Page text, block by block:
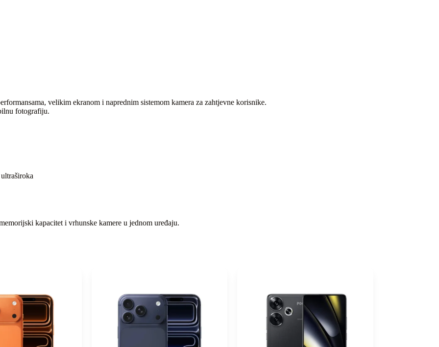
velikim ekranom i naprednim sistemom kamera za zahtjevne korisnike.
fotografiju.
kapacitet i vrhunske kamere u jednom uređaju.